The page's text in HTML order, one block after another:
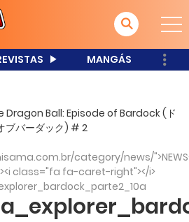
MANGÁS
Ball: Episode of Bardock (ド
ブバーダック) # 2
category/news/
class="fa fa-caret-right"></i>